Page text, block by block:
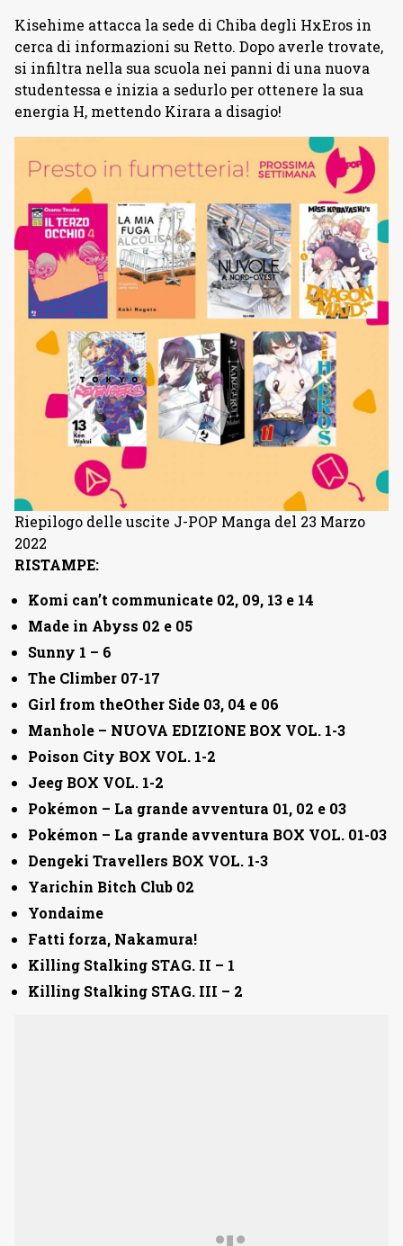
Kisehime attacca la sede di Chiba degli HxEros in
cerca di informazioni su Retto. Dopo averle trovate,
si infiltra nella sua scuola nei panni di una nuova
studentessa e inizia a sedurlo per ottenere la sua
energia H, mettendo Kirara a disagio!
Riepilogo delle uscite J-POP Manga del 23 Marzo
2022
RISTAMPE:
Komi can’t communicate 02, 09, 13 e 14
Made in Abyss 02 e 05
Sunny 1 – 6
The Climber 07-17
Girl from theOther Side 03, 04 e 06
Manhole – NUOVA EDIZIONE BOX VOL. 1-3
Poison City BOX VOL. 1-2
Jeeg BOX VOL. 1-2
Pokémon – La grande avventura 01, 02 e 03
Pokémon – La grande avventura BOX VOL. 01-03
Dengeki Travellers BOX VOL. 1-3
Yarichin Bitch Club 02
Yondaime
Fatti forza, Nakamura!
Killing Stalking STAG. II – 1
Killing Stalking STAG. III – 2